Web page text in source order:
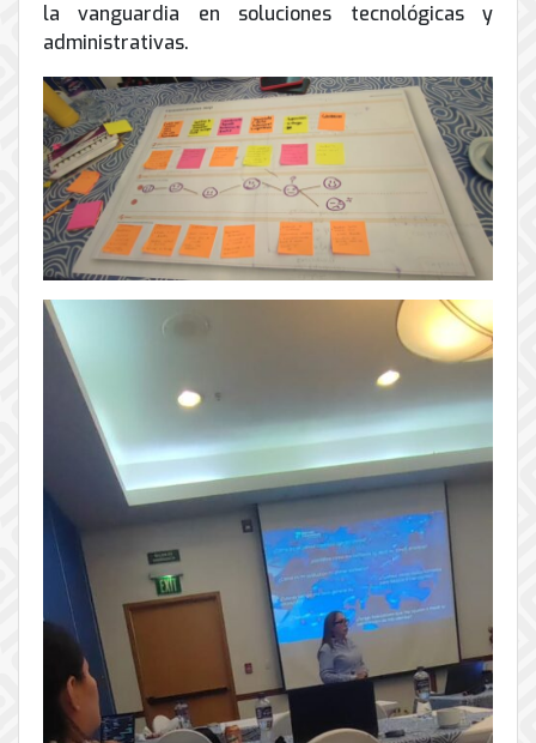
la vanguardia en soluciones tecnológicas y
administrativas.